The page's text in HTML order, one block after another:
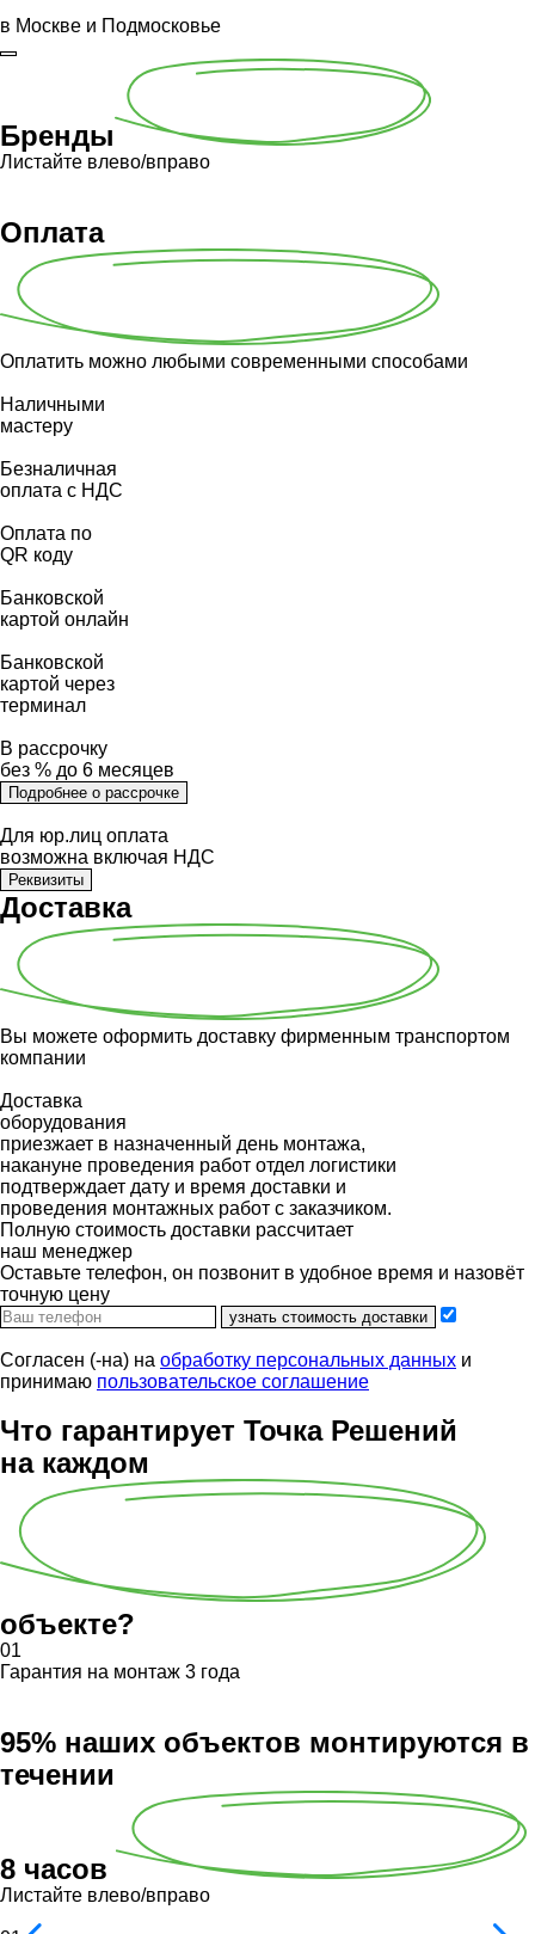
в Москве и Подмосковье
Бренды
Листайте влево/вправо
Оплата
Оплатить можно любыми современными способами
Наличными
мастеру
Безналичная
оплата с НДС
Оплата по
QR коду
Банковской
картой онлайн
Банковской
картой через
терминал
В рассрочку
без % до 6 месяцев
Подробнее о рассрочке
Для юр.лиц оплата
возможна включая НДС
Реквизиты
Доставка
Вы можете оформить доставку фирменным транспортом
компании
Доставка
оборудования
приезжает в назначенный день монтажа,
накануне проведения работ отдел логистики
подтверждает дату и время доставки и
проведения монтажных работ с заказчиком.
Полную стоимость доставки рассчитает
наш менеджер
Оставьте телефон, он позвонит в удобное время и назовёт
точную цену
узнать стоимость доставки
Согласен (-на) на обработку персональных данных и
принимаю пользовательское соглашение
Что гарантирует Точка Решений
на каждом
объекте?
01
Гарантия на монтаж 3 года
95% наших объектов монтируются в
течении
8 часов
Листайте влево/вправо